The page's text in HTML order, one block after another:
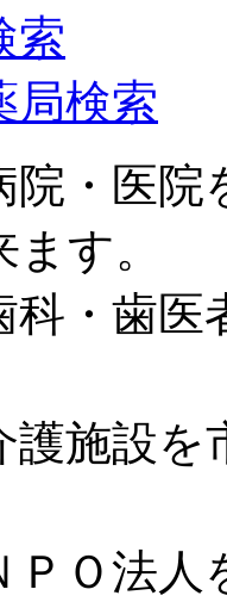
索
局検索
院・医院
す。
科・歯医
護施設を
ＰＯ法人